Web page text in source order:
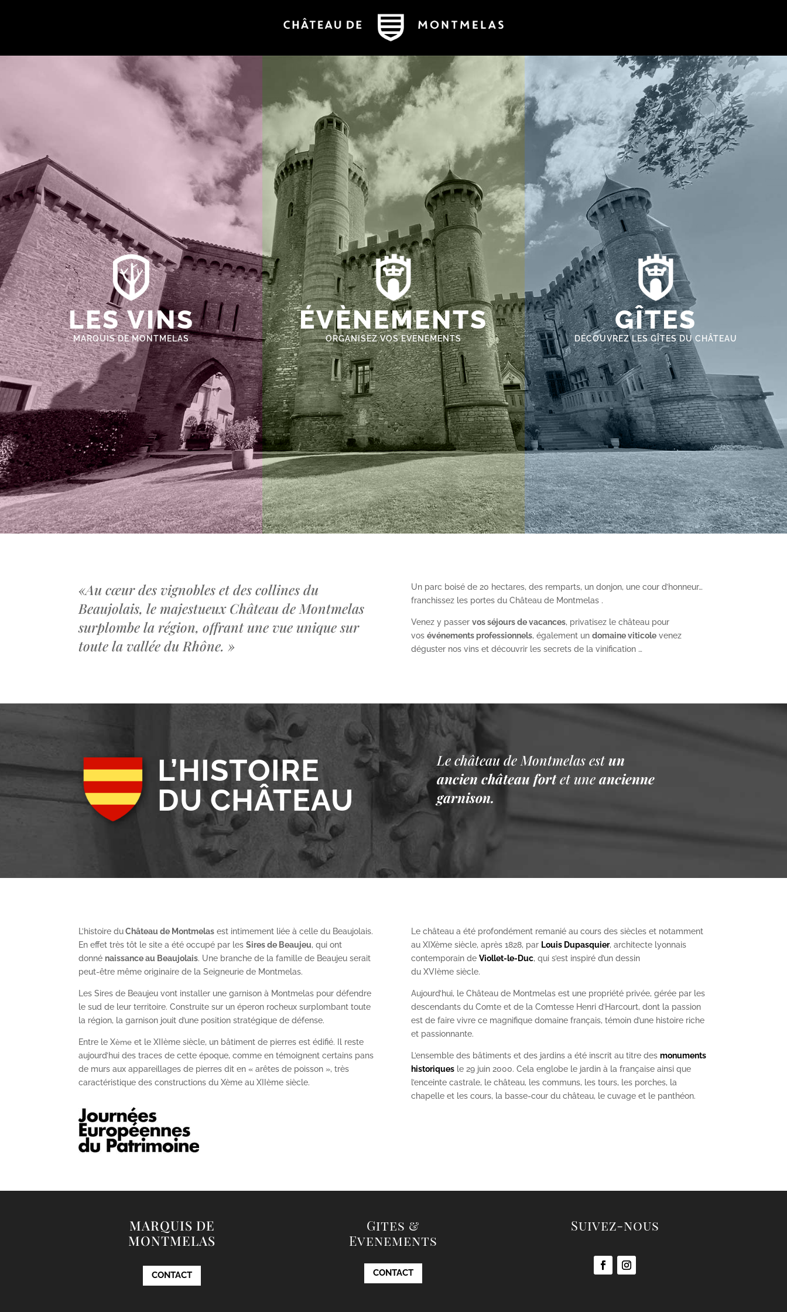
LES VINS
MARQUIS DE MONTMELAS
ÉVÈNEMENTS
ORGANISEZ VOS EVENEMENTS
GÎTES
DÉCOUVREZ LES GÎTES DU CHÂTEAU
«Au cœur des vignobles et des collines du
Beaujolais, le majestueux Château de Montmelas
surplombe la région, offrant une vue unique sur
toute la vallée du Rhône. »
Un parc boisé de 20 hectares, des remparts, un donjon, une cour d’honneur…
franchissez les portes du Château de Montmelas .
Venez y passer vos séjours de vacances, privatisez le château pour
vos événements professionnels, également un domaine viticolevenez
déguster nos vins et découvrir les secrets de la vinification …
L’HISTOIRE
DU CHÂTEAU
Le château de Montmelas est un
ancien château fort et une ancienne
garnison.
L’histoire duChâteau de Montmelas est intimement liée à celle du Beaujolais.
En effet très tôt le site a été occupé par lesSires de Beaujeu, qui ont
donné naissance au Beaujolais. Une branche de la famille de Beaujeu serait
peut-être même originaire de la Seigneurie de Montmelas.
Les Sires de Beaujeu vont installer une garnison à Montmelas pour défendre
le sud de leur territoire. Construite sur un éperon rocheux surplombant toute
la région, la garnison jouit d’une position stratégique de défense.
Entre le Xème et le XIIème siècle, un bâtiment de pierres est édifié. Il reste
aujourd’hui des traces de cette époque, comme en témoignent certains pans
de murs aux appareillages de pierres dit en « arêtes de poisson », très
caractéristique des constructions du Xème au XIIème siècle.
Le château a été profondément remanié au cours des siècles et notamment
au XIXèmesiècle, après 1828, par Louis Dupasquier, architecte lyonnais
contemporain de Viollet-le-Duc, qui s’est inspiré d’un dessin
du XVI èmesiècle.
Aujourd’hui, le Château de Montmelas est une propriété privée, gérée par les
descendants du Comte et de la Comtesse Henri d’Harcourt, dont la passion
est de faire vivre ce magnifique domaine français, témoin d’une histoire riche
et passionnante.
L’ensemble des bâtiments et des jardins a été inscrit au titre des monuments
historiquesle 29 juin 2000. Cela englobe le jardin à la française ainsi que
l’enceinte castrale, le château, les communs, les tours, les porches, la
chapelle et les cours, la basse-cour du château, le cuvage et le panthéon.
MARQUIS DE
MONTMELAS
CONTACT
Gites &
Evenements
CONTACT
Suivez-nous